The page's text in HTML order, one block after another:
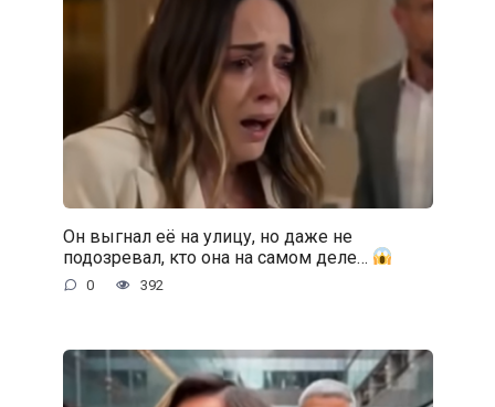
Он выгнал её на улицу, но даже не
подозревал, кто она на самом деле…
0 392